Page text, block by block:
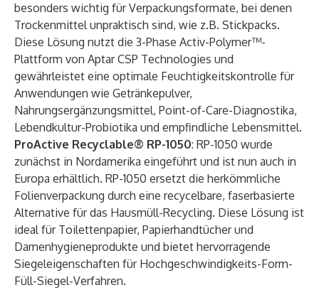
besonders wichtig für Verpackungsformate, bei denen
Trockenmittel unpraktisch sind, wie z.B. Stickpacks.
Diese Lösung nutzt die 3-Phase Activ-Polymer™-
Plattform von Aptar CSP Technologies und
gewährleistet eine optimale Feuchtigkeitskontrolle für
Anwendungen wie Getränkepulver,
Nahrungsergänzungsmittel, Point-of-Care-Diagnostika,
Lebendkultur-Probiotika und empfindliche Lebensmittel.
ProActive Recyclable® RP-1050: RP-1050 wurde
zunächst in Nordamerika eingeführt und ist nun auch in
Europa erhältlich. RP-1050 ersetzt die herkömmliche
Folienverpackung durch eine recycelbare, faserbasierte
Alternative für das Hausmüll-Recycling. Diese Lösung ist
ideal für Toilettenpapier, Papierhandtücher und
Damenhygieneprodukte und bietet hervorragende
Siegeleigenschaften für Hochgeschwindigkeits-Form-
Füll-Siegel-Verfahren.